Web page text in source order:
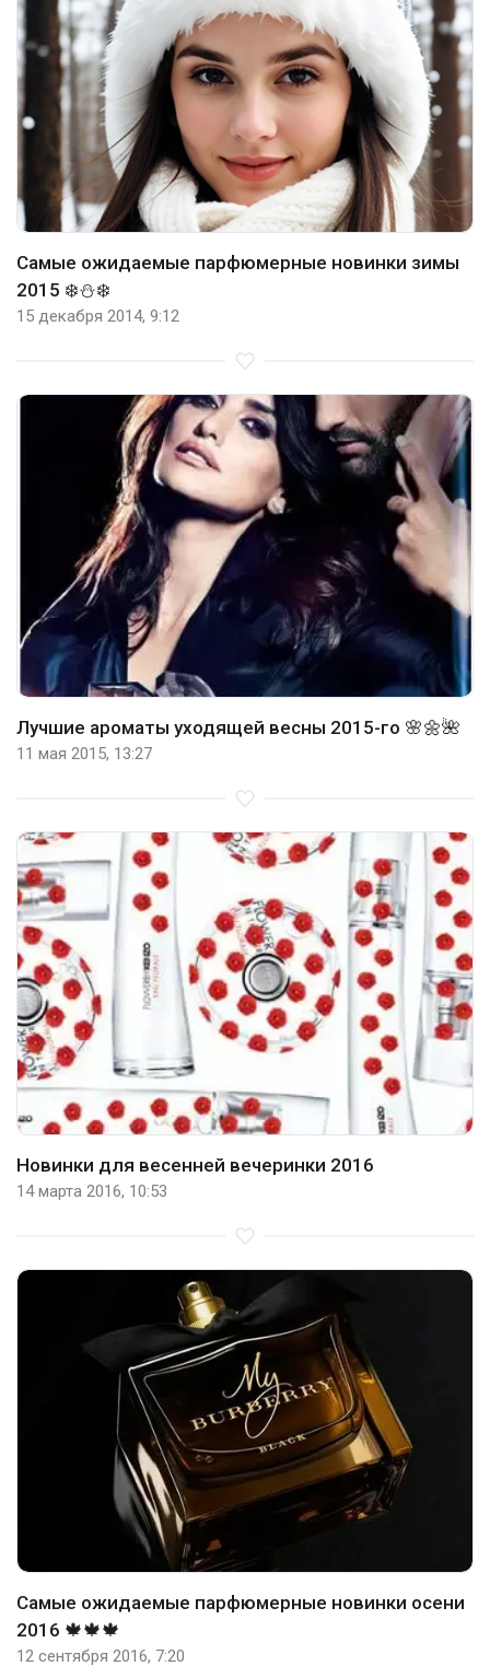
Самые ожидаемые парфюмерные новинки зимы
2015 ❄️⛄❄️
15 декабря 2014, 9:12
Лучшие ароматы уходящей весны 2015-го 🌸🌼🌺
11 мая 2015, 13:27
Новинки для весенней вечеринки 2016
14 марта 2016, 10:53
Самые ожидаемые парфюмерные новинки осени
2016 🍁🍁🍁
12 сентября 2016, 7:20